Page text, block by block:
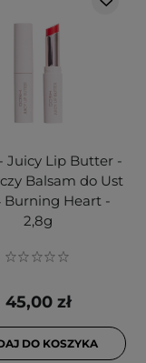
Juicy Lip Butter -
Balsam do Ust
Burning Heart -
2,8g
45,00 zł
DO KOSZYKA